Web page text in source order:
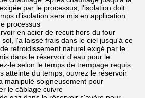
par le processus, l'isolation doit
d'isolation sera mis en application
processus
en acier de recuit hors du four
l'a laissé frais dans le ciel jusqu'à ce
refroidissement naturel exigé par le
dans le réservoir d'eau pour le
le selon le temps de trempage requis
atteinte du temps, ouvrez le réservoir
manipulé soigneusement pour
le câblage cuivre